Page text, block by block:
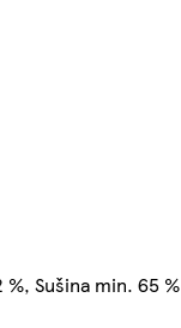
Sušina min. 65 %